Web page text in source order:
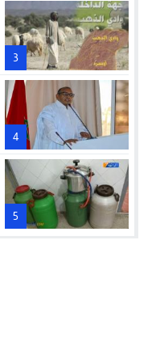
3
4
5